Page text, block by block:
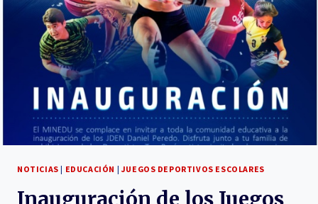
NOTICIAS | EDUCACIÓN | JUEGOS DEPORTIVOS ESCOLARES